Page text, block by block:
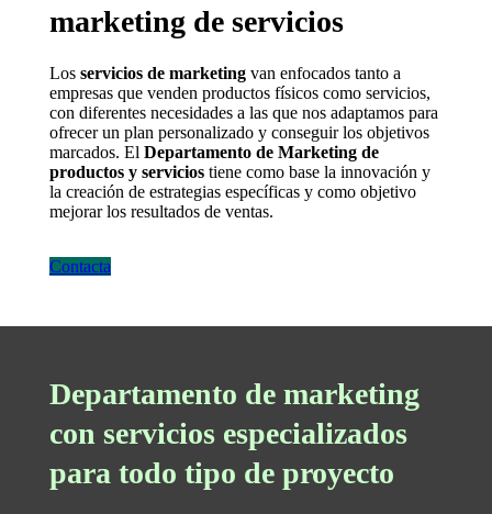
marketing de servicios
Los servicios de marketing van enfocados tanto a
empresas que venden productos físicos como servicios,
con diferentes necesidades a las que nos adaptamos para
ofrecer un plan personalizado y conseguir los objetivos
marcados. El Departamento de Marketing de
productos y serviciostiene como base la innovación y
la creación de estrategias específicas y como objetivo
mejorar los resultados de ventas.
Contacta
Departamento de marketing
con servicios especializados
para todo tipo de proyecto